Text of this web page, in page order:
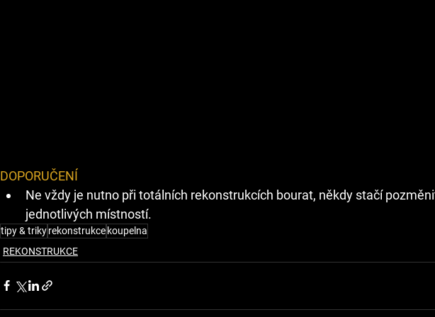
DOPORUČENÍ
Ne vždy je nutno při totálních rekonstrukcích bourat, někdy stačí
jednotlivých místností.
tipy & trikyrekonstrukce koupelna
REKONSTRUKCE